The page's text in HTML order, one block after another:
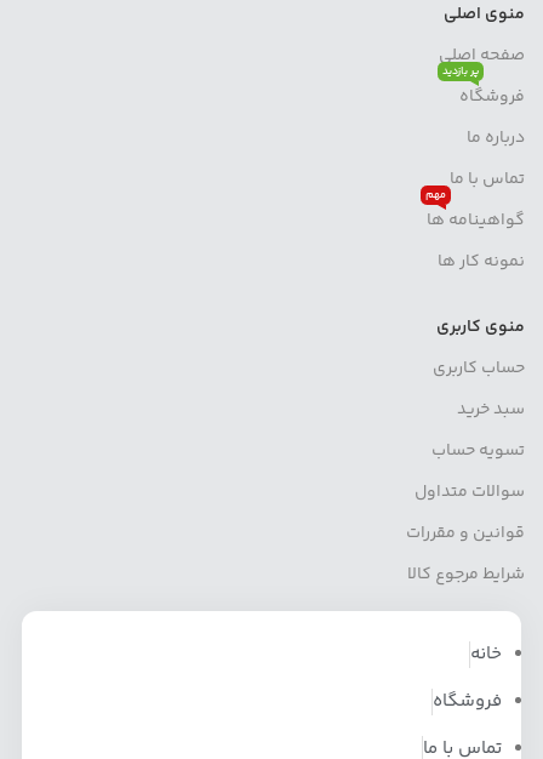
منوی اصلی
صفحه اصلی
فروشگاه
پر بازدید
درباره ما
تماس با ما
گواهینامه ها
مهم
نمونه کار ها
منوی کاربری
حساب کاربری
سبد خرید
تسویه حساب
سوالات متداول
قوانین و مقررات
شرایط مرجوع کالا
خانه
فروشگاه
تماس با ما